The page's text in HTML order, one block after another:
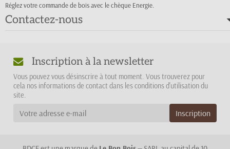
Réglez votre commande de bois avec le chèque Energie.
Contactez-nous
Inscription à la newsletter
Vous pouvez vous désinscrire à tout moment. Vous trouverez pour
cela nos informations de contact dans les conditions d'utilisation du
site.